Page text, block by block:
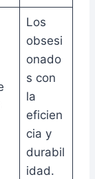
Los
obsesi
onado
s con
la
eficien
cia y
durabil
idad.